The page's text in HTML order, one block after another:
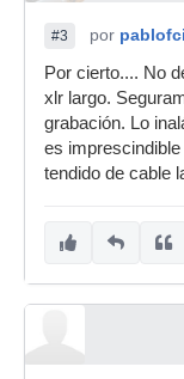
#3 por
Por cierto.... No
xlr largo.
grabación. Lo
es
tendido de cable